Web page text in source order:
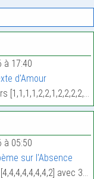
à 17:40
d'Amour
avec 604 Mots.
à 05:50
sur l'Absence
avec 390 Mots.